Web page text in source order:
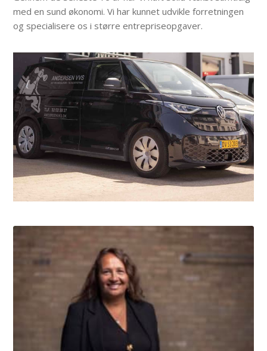
med en sund økonomi. Vi har kunnet udvikle forretningen
og specialisere os i større entrepriseopgaver.